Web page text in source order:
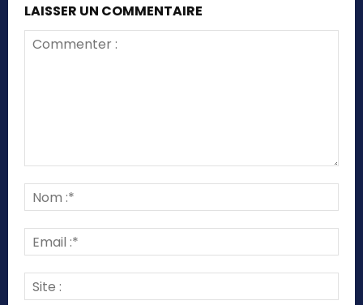
LAISSER UN COMMENTAIRE
:*
:*
: